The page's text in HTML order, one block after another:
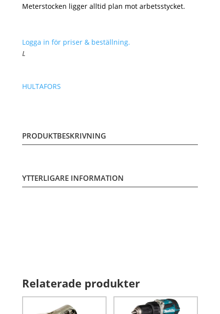
Meterstocken ligger alltid plan mot arbetsstycket.
Logga in för priser & beställning.
L
HULTAFORS
PRODUKTBESKRIVNING
YTTERLIGARE INFORMATION
Relaterade produkter